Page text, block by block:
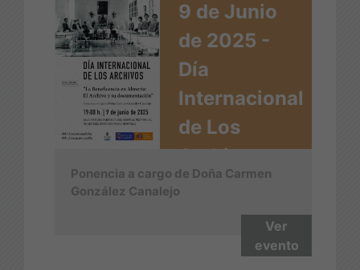
9 de Junio
de 2025 -
Día
Internacional
de Los
Archivos
Ponencia a cargo de Doña Carmen
González Canalejo
Ver
evento